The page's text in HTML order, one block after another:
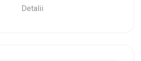
Detalii